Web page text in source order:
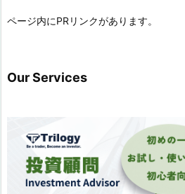
ページ内にPRリンクがあります。
Our Services